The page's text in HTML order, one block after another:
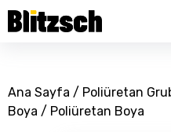
Ana Sayfa / Poliüretan
Boya / Poliüretan Boya